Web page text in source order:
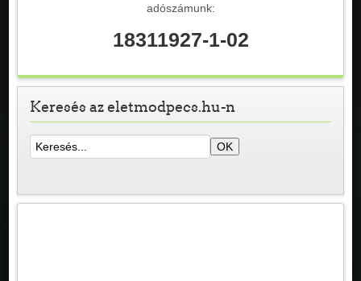
adószámunk:
18311927-1-02
Keresés az eletmodpecs.hu-n